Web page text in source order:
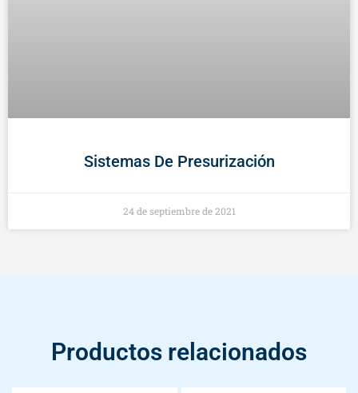
Sistemas De Presurización
24 de septiembre de 2021
Productos relacionados